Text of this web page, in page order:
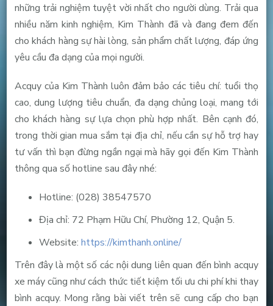
những trải nghiệm tuyệt vời nhất cho người dùng. Trải qua
nhiều năm kinh nghiệm, Kim Thành đã và đang đem đến
cho khách hàng sự hài lòng, sản phẩm chất lượng, đáp ứng
yêu cầu đa dạng của mọi người.
Acquy của Kim Thành luôn đảm bảo các tiêu chí: tuổi thọ
cao, dung lượng tiêu chuẩn, đa dạng chủng loại, mang tới
cho khách hàng sự lựa chọn phù hợp nhất. Bên cạnh đó,
trong thời gian mua sắm tại địa chỉ, nếu cần sự hỗ trợ hay
tư vấn thì bạn đừng ngần ngại mà hãy gọi đến Kim Thành
thông qua số hotline sau đây nhé:
Hotline: (028) 38547570
Địa chỉ: 72 Phạm Hữu Chí, Phường 12, Quận 5.
Website: https://kimthanh.online/
Trên đây là một số các nội dung liên quan đến bình acquy
xe máy cũng như cách thức tiết kiệm tối ưu chi phí khi thay
bình acquy. Mong rằng bài viết trên sẽ cung cấp cho bạn